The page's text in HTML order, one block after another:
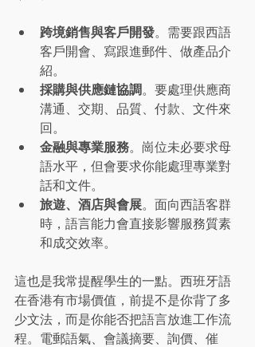
跨境銷售與客戶開發。需要跟西語
客戶開會、寫跟進郵件、做產品介
紹。
採購與供應鏈協調。要處理供應商
溝通、交期、品質、付款、文件來
回。
金融與專業服務。崗位未必要求母
語水平，但會要求你能處理專業對
話和文件。
旅遊、酒店與會展。面向西語客群
時，語言能力會直接影響服務質素
和成交效率。
這也是我常提醒學生的一點。西班牙語
在香港有市場價值，前提不是你背了多
少文法，而是你能否把語言放進工作流
程。電郵語氣、會議摘要、詢價、催